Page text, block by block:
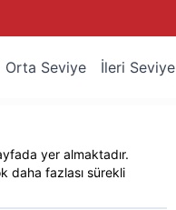
Orta Seviye İleri Seviye
yer almaktadır.
daha fazlası sürekli